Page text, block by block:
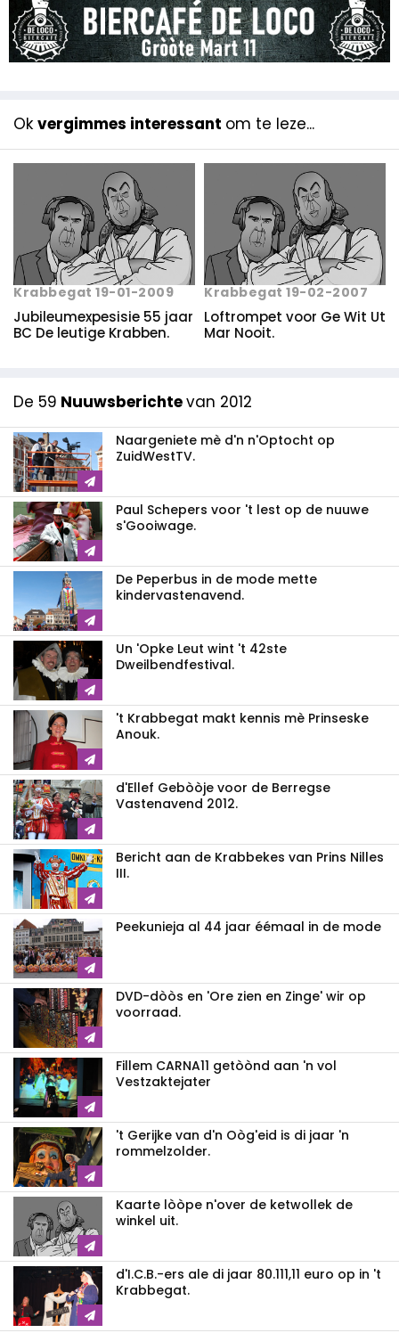
Ok vergimmes interessant om te leze...
Krabbegat 19-01-2009
Jubileumexpesisie 55 jaar
BC De leutige Krabben.
Krabbegat 19-02-2007
Loftrompet voor Ge Wit Ut
Mar Nooit.
De 59 Nuuwsberichtevan 2012
Naargeniete mè d'n n'Optocht op
ZuidWestTV.
Paul Schepers voor 't lest op de nuuwe
s'Gooiwage.
De Peperbus in de mode mette
kindervastenavend.
Un 'Opke Leut wint 't 42ste
Dweilbendfestival.
't Krabbegat makt kennis mè Prinseske
Anouk.
d'Ellef Gebòòje voor de Berregse
Vastenavend 2012.
Bericht aan de Krabbekes van Prins Nilles
III.
Peekunieja al 44 jaar éémaal in de mode
DVD-dòòs en 'Ore zien en Zinge' wir op
voorraad.
Fillem CARNA11 getòònd aan 'n vol
Vestzaktejater
't Gerijke van d'n Oòg'eid is di jaar 'n
rommelzolder.
Kaarte lòòpe n'over de ketwollek de
winkel uit.
d'I.C.B.-ers ale di jaar 80.111,11 euro op in 't
Krabbegat.